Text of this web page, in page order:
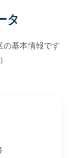
タ
の基本情報です